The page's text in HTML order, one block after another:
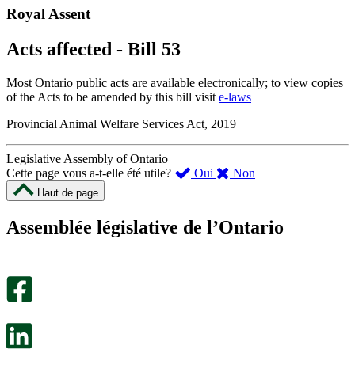
Royal Assent
Acts affected - Bill 53
Most Ontario public acts are available electronically; to view copies
of the Acts to be amended by this bill visit e-laws
Provincial Animal Welfare Services Act, 2019
Legislative Assembly of Ontario
Cette page vous a-t-elle été utile?
Oui ,
été
Non
m’a
Haut de page
Assemblée législative de l’Ontario